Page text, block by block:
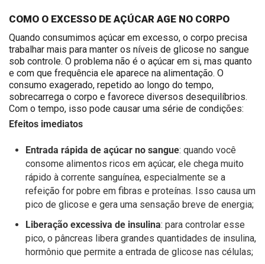
COMO O EXCESSO DE AÇÚCAR AGE NO CORPO
Quando consumimos açúcar em excesso, o corpo precisa
trabalhar mais para manter os níveis de glicose no sangue
sob controle. O problema não é o açúcar em si, mas quanto
e com que frequência ele aparece na alimentação. O
consumo exagerado, repetido ao longo do tempo,
sobrecarrega o corpo e favorece diversos desequilíbrios.
Com o tempo, isso pode causar uma série de condições:
Efeitos imediatos
Entrada rápida de açúcar no sangue: quando você
consome alimentos ricos em açúcar, ele chega muito
rápido à corrente sanguínea, especialmente se a
refeição for pobre em fibras e proteínas. Isso causa um
pico de glicose e gera uma sensação breve de energia;
Liberação excessiva de insulina: para controlar esse
pico, o pâncreas libera grandes quantidades de insulina,
hormônio que permite a entrada de glicose nas células;